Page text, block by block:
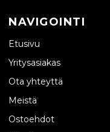
NAVIGOINTI
Etusivu
Yritysasiakas
Ota yhteyttä
Meistä
Ostoehdot